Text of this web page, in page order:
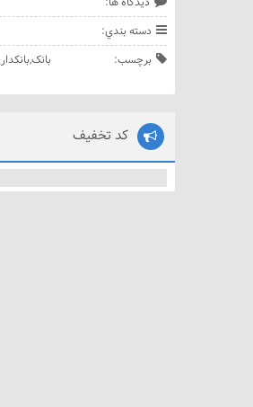
دسته بندي:
برچسب:
بانک,
کد تخفیف